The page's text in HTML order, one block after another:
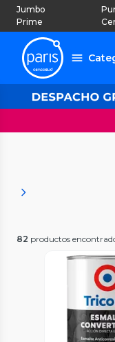
Jumbo
Prime
82 productos